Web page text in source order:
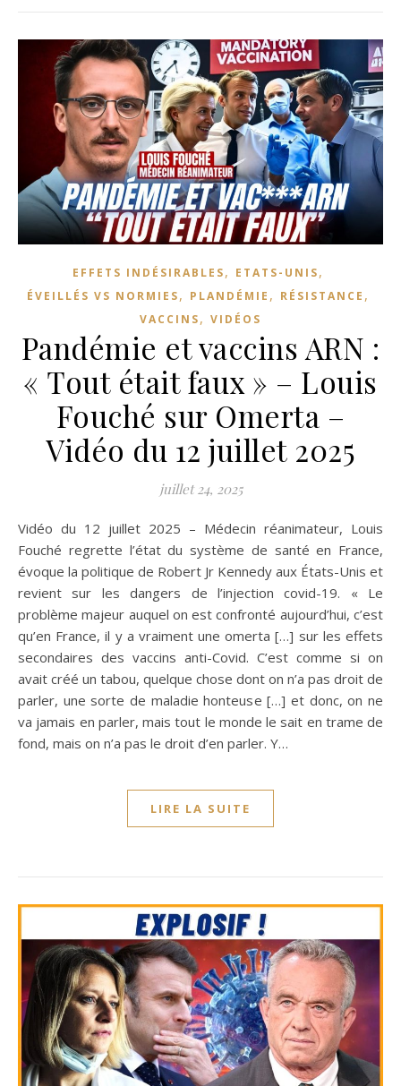
EFFETS INDÉSIRABLES, ETATS-UNIS,
ÉVEILLÉS VS NORMIES, PLANDÉMIE , RÉSISTANCE ,
VACCINS, VIDÉOS
Pandémie et vaccins ARN :
« Tout était faux » – Louis
Fouché sur Omerta –
Vidéo du 12 juillet 2025
juillet 24, 2025
Vidéo du 12 juillet 2025 – Médecin réanimateur, Louis
Fouché regrette l’état du système de santé en France,
évoque la politique de Robert Jr Kennedy aux États-Unis et
revient sur les dangers de l’injection covid-19. « Le
problème majeur auquel on est confronté aujourd’hui, c’est
qu’en France, il y a vraiment une omerta […] sur les effets
secondaires des vaccins anti-Covid. C’est comme si on
avait créé un tabou, quelque chose dont on n’a pas droit de
parler, une sorte de maladie honteuse […] et donc, on ne
va jamais en parler, mais tout le monde le sait en trame de
fond, mais on n’a pas le droit d’en parler. Y…
LIRE LA SUITE